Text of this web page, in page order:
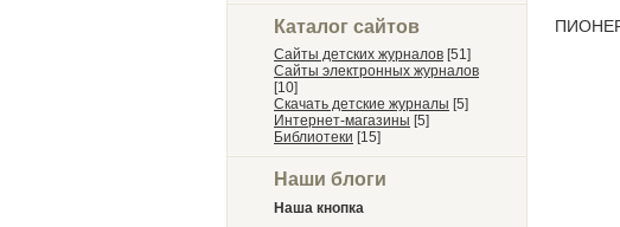
Каталог сайтов
Сайты детских журналов [51]
Сайты электронных журналов
[10]
Скачать детские журналы [5]
Интернет-магазины [5]
Библиотеки [15]
Наши блоги
Наша кнопка